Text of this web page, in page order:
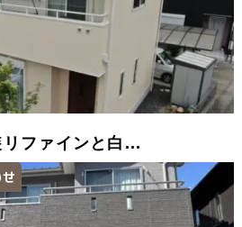
ファインと白...